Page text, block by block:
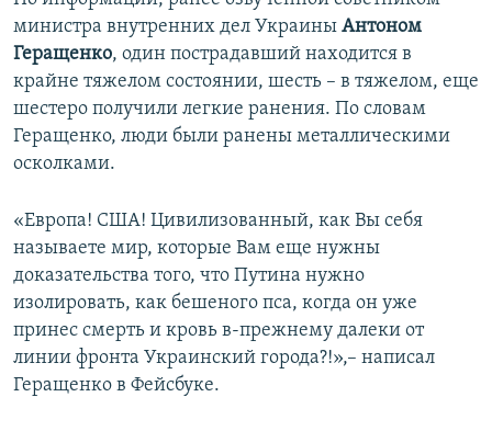
министра внутренних дел Украины Антоном
Геращенко, один пострадавший находится в
крайне тяжелом состоянии, шесть – в тяжелом, еще
шестеро получили легкие ранения. По словам
Геращенко, люди были ранены металлическими
осколками.
«Европа! США! Цивилизованный, как Вы себя
называете мир, которые Вам еще нужны
доказательства того, что Путина нужно
изолировать, как бешеного пса, когда он уже
принес смерть и кровь в-прежнему далеки от
линии фронта Украинский города?!»,– написал
Геращенко в Фейсбуке.